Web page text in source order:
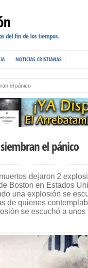
del fin de los tiempos.
NOTICIAS CRISTIANAS
el pánico
el pánico
dejaron 2
Boston en Estados
una explosión se
de quienes
se escuchó a